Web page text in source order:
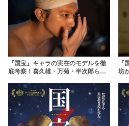
『国宝』キャラの実在のモデルを徹
底考察！喜久雄・万菊・半次郎らの
坊